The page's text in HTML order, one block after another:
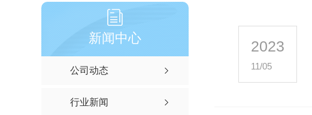
新闻中心
公司动态
行业新闻
2023
11/05